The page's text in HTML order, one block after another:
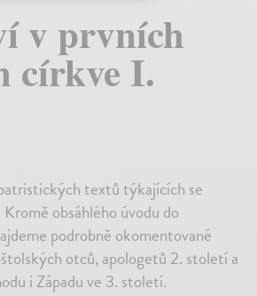
v prvních
církve I.
textů týkajících se
obsáhlého úvodu do
podrobně okomentované
otců, apologetů 2. století a
i Západu ve 3. století.